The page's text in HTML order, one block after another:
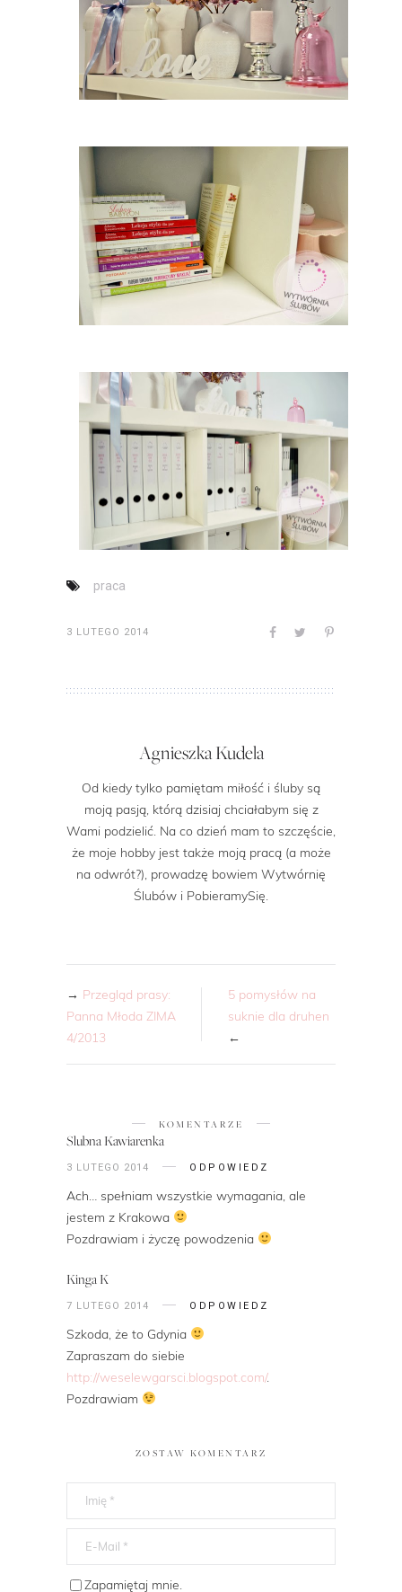
praca
3 LUTEGO 2014
Agnieszka Kudela
Od kiedy tylko pamiętam miłość i śluby są
moją pasją, którą dzisiaj chciałabym się z
Wami podzielić. Na co dzień mam to szczęście,
że moje hobby jest także moją pracą (a może
na odwrót?), prowadzę bowiem Wytwórnię
Ślubów i PobieramySię.
→ Przegląd prasy:
Panna Młoda ZIMA
4/2013
5 pomysłów na
suknie dla druhen
←
KOMENTARZE
Slubna Kawiarenka
3 LUTEGO 2014 ODPOWIEDZ
Ach… spełniam wszystkie wymagania, ale
jestem z Krakowa
Pozdrawiam i życzę powodzenia
Kinga K
7 LUTEGO 2014 ODPOWIEDZ
Szkoda, że to Gdynia
Zapraszam do siebie
http://weselewgarsci.blogspot.com/.
Pozdrawiam
ZOSTAW KOMENTARZ
Zapamiętaj mnie.